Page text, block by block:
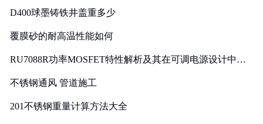
D400球墨铸铁井盖重多少
覆膜砂的耐高温性能如何
RU7088R功率MOSFET特性解析及其在可调电源设计中的
不锈钢通风 管道施工
201不锈钢重量计算方法大全